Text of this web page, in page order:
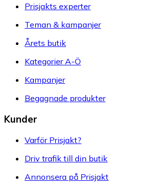
Prisjakts experter
Teman & kampanjer
Årets butik
Kategorier A-Ö
Kampanjer
Begagnade produkter
Kunder
Varför Prisjakt?
Driv trafik till din butik
Annonsera på Prisjakt